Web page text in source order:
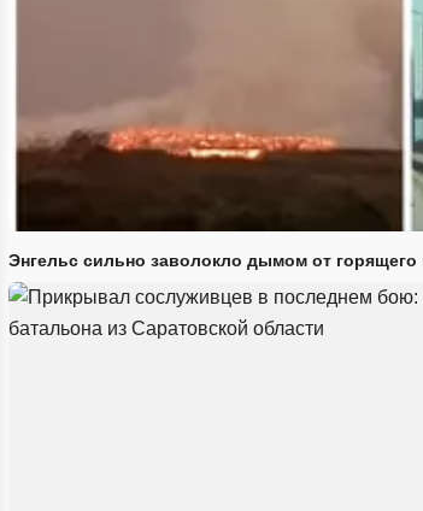
Энгельс сильно заволокло дымом от горящего